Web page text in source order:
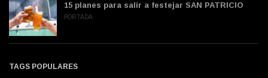
15 planes para salir a festejar SAN PATRICIO
PORTADA
TAGS POPULARES